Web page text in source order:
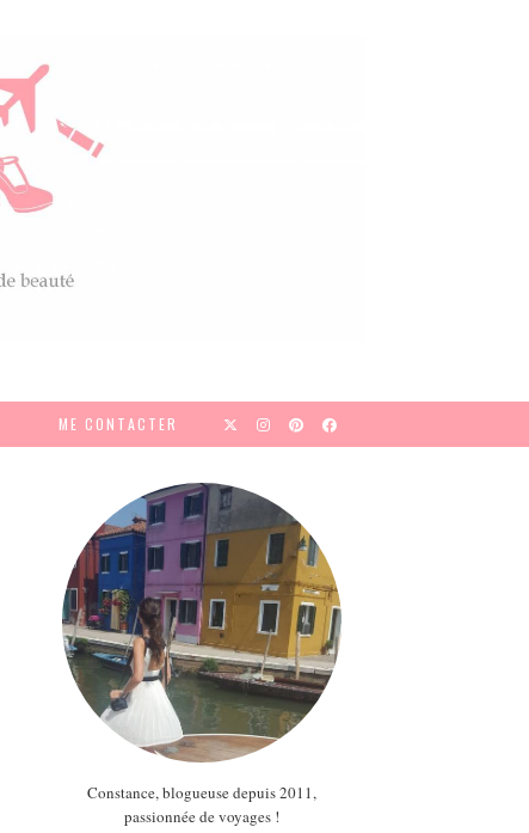
ME CONTACTER
Constance, blogueuse depuis 2011,
passionnée de voyages !